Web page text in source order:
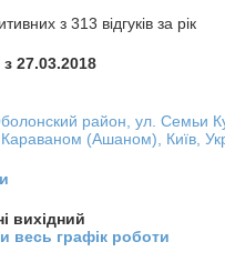
з 313 відгуків за рік
27.03.2018
район, ул. Семьи
(Ашаном), Київ,
вихідний
весь графік роботи